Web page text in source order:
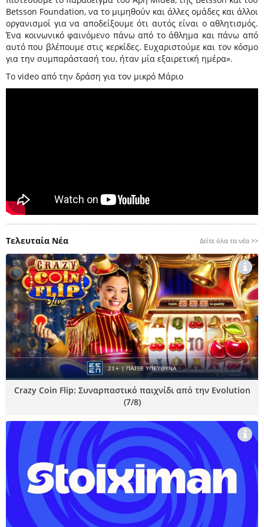
Betsson Foundation, να το μιμηθούν και άλλες ομάδες και άλλοι
οργανισμοί για να αποδείξουμε ότι αυτός είναι ο αθλητισμός.
Ένα κοινωνικό φαινόμενο πάνω από το άθλημα και πάνω από
αυτό που βλέπουμε στις κερκίδες. Ευχαριστούμε και τον κόσμο
για την συμπαράστασή του, ήταν μία εξαιρετική ημέρα».
Το video από την δράση για τον μικρό Μάριο
Τελευταία Νέα Δείτε όλα τα νέα >>
Crazy Coin Flip: Συναρπαστικό παιχνίδι από την Evolution
(7/8)